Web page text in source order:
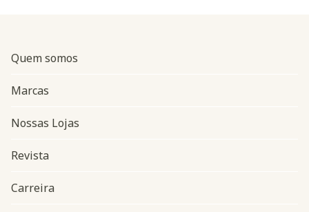
Quem somos
Marcas
Nossas Lojas
Revista
Carreira